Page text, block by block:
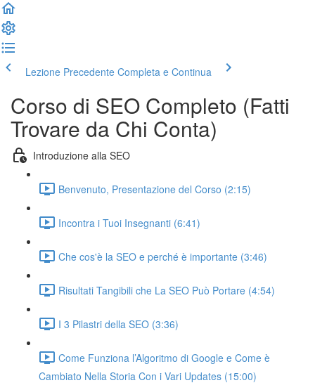
Lezione Precedente Completa e Continua
Corso di SEO Completo (Fatti
Trovare da Chi Conta)
Introduzione alla SEO
Benvenuto, Presentazione del Corso (2:15)
Incontra i Tuoi Insegnanti (6:41)
Che cos'è la SEO e perché è importante (3:46)
Risultati Tangibili che La SEO Può Portare (4:54)
I 3 Pilastri della SEO (3:36)
Come Funziona l’Algoritmo di Google e Come è
Cambiato Nella Storia Con i Vari Updates (15:00)